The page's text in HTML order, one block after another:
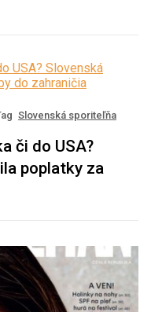
Slovenská sporiteľňa
či do USA?
poplatky za